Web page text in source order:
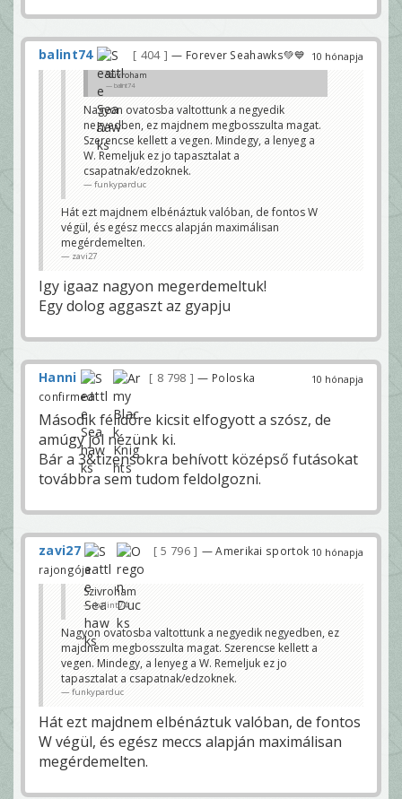
10 hónapja
balint74 404 — Forever Seahawks💚💙
Szivroham
balint74
Nagyon ovatosba valtottunk a negyedik
negyedben, ez majdnem megbosszulta magat.
Szerencse kellett a vegen. Mindegy, a lenyeg a
W. Remeljuk ez jo tapasztalat a
csapatnak/edzoknek.
funkyparduc
Hát ezt majdnem elbénáztuk valóban, de fontos W
végül, és egész meccs alapján maximálisan
megérdemelten.
zavi27
Igy igaaz nagyon megerdemeltuk!
Egy dolog aggaszt az gyapju
10 hónapja
Hanni 8 798
— Poloska
confirmed
Második félidőre kicsit elfogyott a szósz, de
amúgy jól nézünk ki.
Bár a 3&tizensokra behívott középső futásokat
továbbra sem tudom feldolgozni.
10 hónapja
zavi27 5 796
— Amerikai sportok
rajongója
Szivroham
balint74
Nagyon ovatosba valtottunk a negyedik negyedben, ez
majdnem megbosszulta magat. Szerencse kellett a
vegen. Mindegy, a lenyeg a W. Remeljuk ez jo
tapasztalat a csapatnak/edzoknek.
funkyparduc
Hát ezt majdnem elbénáztuk valóban, de fontos
W végül, és egész meccs alapján maximálisan
megérdemelten.